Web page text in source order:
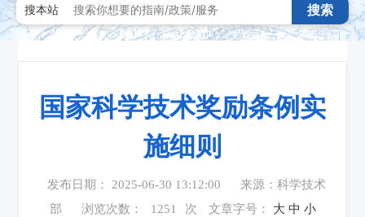
搜本站 搜索
国家科学技术奖励条例实
施细则
发布日期： 2025-06-30 13:12:00
来源：科学技术
部
浏览次数： 1251 次 文章字号： 大 中 小